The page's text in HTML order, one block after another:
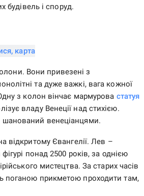
будівель і споруд.
Вони привезені з
та дуже важкі, вага кожної
з колон вінчає мармурова статуя
владу Венеції над стихією.
шанований венеціанцями.
відкритому Євангелії. Лев –
понад 2500 років, за однією
мистецтва. За старих часів
поганою прикметою проходити там,